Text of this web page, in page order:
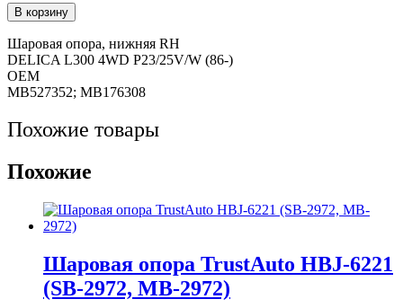
Количество
товара
Шаровая
опора
TrustAuto
HBJ-
(SB7322R,
MB-
В корзину
Шаровая опора, нижняя RH
DELICA L300 4WD P23/25V/W (86-)
OEM
MB527352; MB176308
Похожие товары
Похожие
Шаровая опора TrustAuto HBJ-6221
(SB-2972, MB-2972)